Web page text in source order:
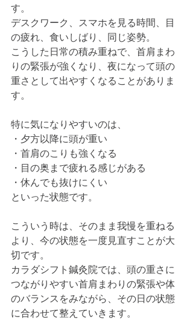
す。
デスクワーク、スマホを見る時間、目
の疲れ、食いしばり、同じ姿勢。
こうした日常の積み重ねで、首肩まわ
りの緊張が強くなり、夜になって頭の
重さとして出やすくなることがありま
す。
特に気になりやすいのは、
・夕方以降に頭が重い
・首肩のこりも強くなる
・目の奥まで疲れる感じがある
・休んでも抜けにくい
といった状態です。
こういう時は、そのまま我慢を重ねる
より、今の状態を一度見直すことが大
切です。
カラダシフト鍼灸院では、頭の重さに
つながりやすい首肩まわりの緊張や体
のバランスをみながら、その日の状態
に合わせて整えていきます。